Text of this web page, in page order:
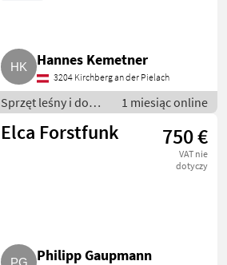
Hannes Kemetner
3204 Kirchberg an der Pielach
Sprzęt leśny i do
obróbki drewna /
Wciągarki linowe
1 miesiąc online
Elca Forstfunk 750 €
VAT nie
dotyczy
Philipp Gaupmann